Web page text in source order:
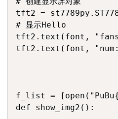
tft2 =
# 显示Hello
tft2.text(font,
tft2.text(font,
f_list =
def show_img2():